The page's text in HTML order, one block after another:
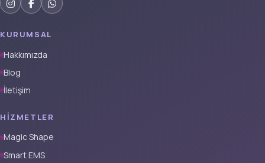
KURUMSAL
Hakkımızda
Blog
İletişim
HIZMETLER
Magic Shape
Smart EMS